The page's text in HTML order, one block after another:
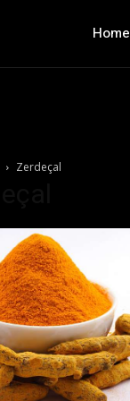
Home
Zerdeçal